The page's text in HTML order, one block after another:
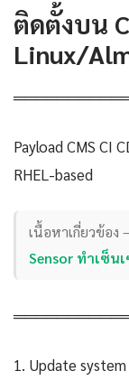
ติดตั้งบน
Linux/
Payload CMS CI
RHEL-based
เนื้อหาเกี่ยวข้อง
Sensor ทำเซ็น
1. Update system